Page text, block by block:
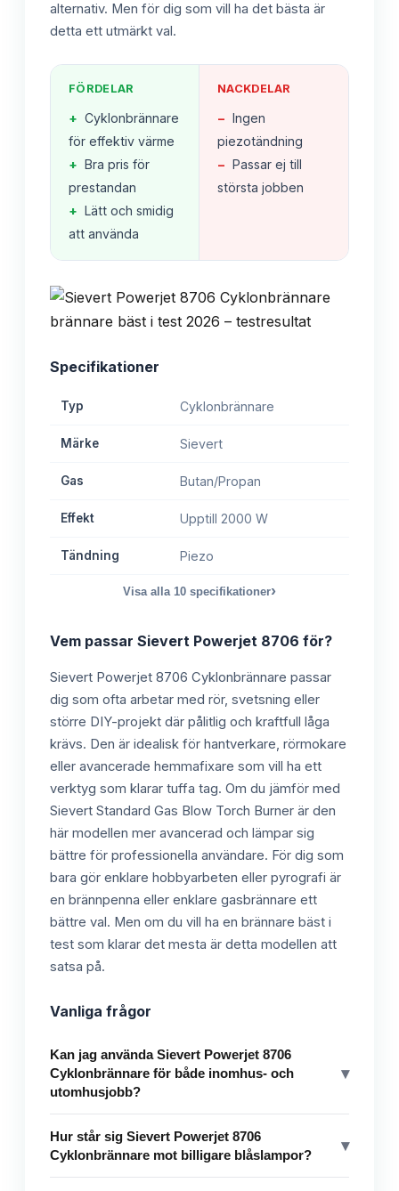
alternativ. Men för dig som vill ha det bästa är
detta ett utmärkt val.
FÖRDELAR
+ Cyklonbrännare
för effektiv värme
+ Bra pris för
prestandan
+ Lätt och smidig
att använda
NACKDELAR
− Ingen
piezotändning
− Passar ej till
största jobben
Specifikationer
Typ Cyklonbrännare
Märke Sievert
Gas Butan/Propan
Effekt Upptill 2000 W
Tändning Piezo
Visa alla 10 specifikationer›
Vem passar Sievert Powerjet 8706 för?
Sievert Powerjet 8706 Cyklonbrännare passar
dig som ofta arbetar med rör, svetsning eller
större DIY-projekt där pålitlig och kraftfull låga
krävs. Den är idealisk för hantverkare, rörmokare
eller avancerade hemmafixare som vill ha ett
verktyg som klarar tuffa tag. Om du jämför med
Sievert Standard Gas Blow Torch Burner är den
här modellen mer avancerad och lämpar sig
bättre för professionella användare. För dig som
bara gör enklare hobbyarbeten eller pyrografi är
en brännpenna eller enklare gasbrännare ett
bättre val. Men om du vill ha en brännare bäst i
test som klarar det mesta är detta modellen att
satsa på.
Vanliga frågor
Kan jag använda Sievert Powerjet 8706
Cyklonbrännare för både inomhus- och
utomhusjobb?
▾
Hur står sig Sievert Powerjet 8706
Cyklonbrännare mot billigare blåslampor?
▾